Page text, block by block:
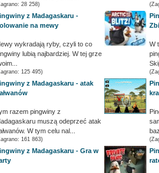
28 258)
z Madagaskaru -
na mewy
wykradają ryby, czyli to co
lubią najbardziej. W tej grze
125 495)
W
z Madagaskaru - atak
razem pingwiny z
muszą odeprzeć atak
W tym celu nal...
161 863)
z Madagaskaru - Gra w